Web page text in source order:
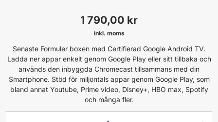
1 790,00 kr
inkl. moms
Senaste Formuler boxen med Certifierad Google Android TV.
Ladda ner appar enkelt genom Google Play eller sitt tillbaka och
används den inbyggda Chromecast tillsammans med din
Smartphone. Stöd för miljontals appar genom Google Play, som
bland annat Youtube, Prime video, Disney+, HBO max, Spotify
och många fler.